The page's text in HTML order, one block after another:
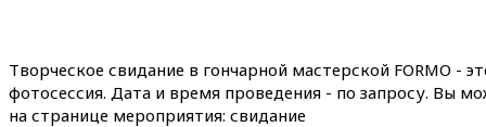
Творческое свидание в гончарной мастерской FORMO -
фотосессия. Дата и время проведения - по запросу. Вы
на странице мероприятия: свидание